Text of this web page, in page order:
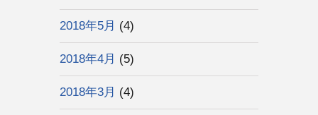
2018年5月 (4)
2018年4月 (5)
2018年3月 (4)